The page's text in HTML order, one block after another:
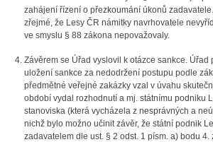
zahájení řízení o přezkoumání úkonů
zřejmé, že Lesy ČR námitky navrhovatele
ve smyslu § 88 zákona nepovažovaly.
Závěrem se Úřad vyslovil k otázce sankce.
uložení sankce za nedodržení postupu podle
předmětné veřejné zakázky vzal v úvahu
období vydal rozhodnutí a mj. státnímu podniku
stanoviska (která vycházela z nesprávných a
nichž bylo možno učinit závěr, že státní podnik
zadavatelem dle ust. § 2 odst. 1 písm. a) bodu 4.